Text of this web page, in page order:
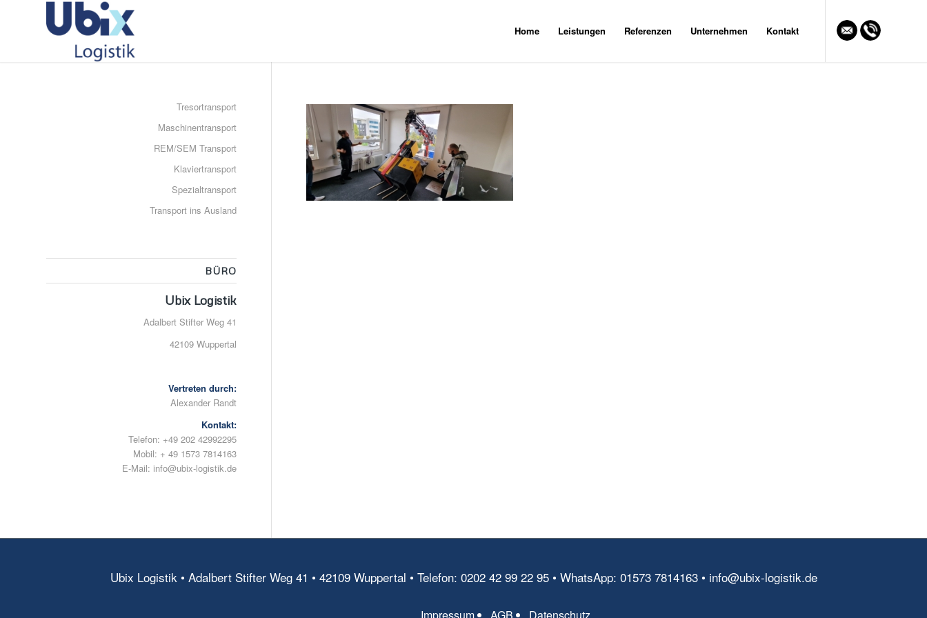
Home Leistungen Referenzen Unternehmen Kontakt
Tresortransport
Maschinentransport
REM/SEM Transport
Klaviertransport
Spezialtransport
Transport ins Ausland
BÜRO
Ubix Logistik
Adalbert Stifter Weg 41
42109 Wuppertal
Vertreten durch:
Alexander Randt
Kontakt:
Telefon: +49 202 42992295
Mobil: + 49 1573 7814163
E-Mail: info@ubix-logistik.de
Ubix Logistik • Adalbert Stifter Weg 41 • 42109 Wuppertal • Telefon: 0202 42 99 22 95 • WhatsApp: 01573 7814163 • info@ubix-logistik.de